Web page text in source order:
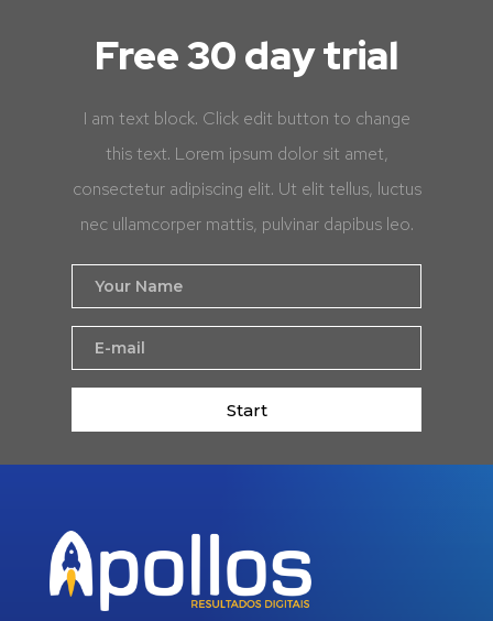
Free 30 day trial
I am text block. Click edit button to change
this text. Lorem ipsum dolor sit amet,
consectetur adipiscing elit. Ut elit tellus, luctus
nec ullamcorper mattis, pulvinar dapibus leo.
Start